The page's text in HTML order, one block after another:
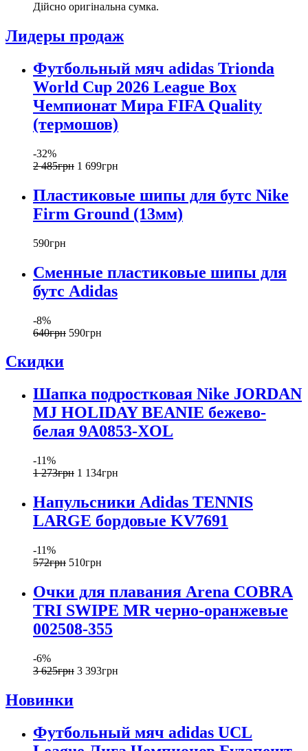
Дійсно оригінальна сумка.
Лидеры продаж
Футбольный мяч adidas Trionda
World Cup 2026 League Box
Чемпионат Мира FIFA Quality
(термошов)
-32%
2 485грн 1 699грн
Пластиковые шипы для бутс Nike
Firm Ground (13мм)
590грн
Сменные пластиковые шипы для
бутс Adidas
-8%
640грн 590грн
Скидки
Шапка подростковая Nike JORDAN
MJ HOLIDAY BEANIE бежево-
белая 9A0853-XOL
-11%
1 273грн 1 134грн
Напульсники Adidas TENNIS
LARGE бордовые KV7691
-11%
572грн 510грн
Очки для плавания Arena COBRA
TRI SWIPE MR черно-оранжевые
002508-355
-6%
3 625грн 3 393грн
Новинки
Футбольный мяч adidas UCL